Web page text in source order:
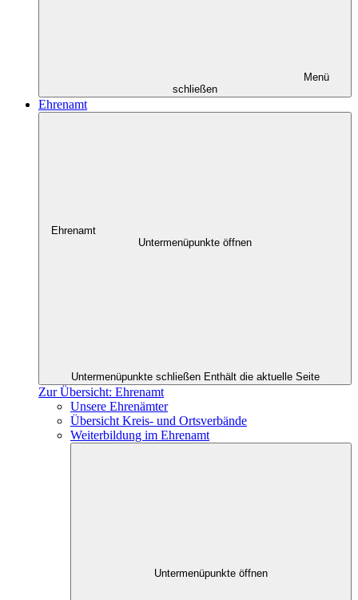
Menü
schließen
Ehrenamt
Ehrenamt
Untermenüpunkte öffnen
Untermenüpunkte schließen Enthält die aktuelle Seite
Zur Übersicht: Ehrenamt
Unsere Ehrenämter
Übersicht Kreis- und Ortsverbände
Weiterbildung im Ehrenamt
Untermenüpunkte öffnen